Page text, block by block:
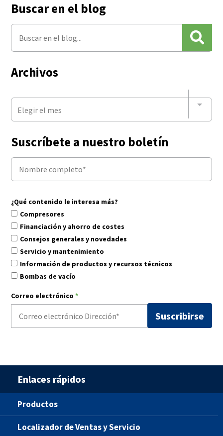
Buscar en el blog
Archivos
Elegir el mes
Suscríbete a nuestro boletín
¿Qué contenido le interesa más?
Compresores
Financiación y ahorro de costes
Consejos generales y novedades
Servicio y mantenimiento
Información de productos y recursos técnicos
Bombas de vacío
Correo electrónico *
Enlaces rápidos
Productos
Localizador de Ventas y Servicio